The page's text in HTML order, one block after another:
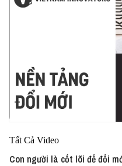
Tất Cả Video
Con người là cốt lõi để đổi